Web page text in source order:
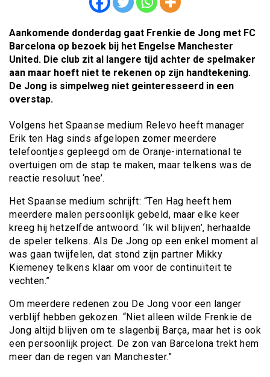
Aankomende donderdag gaat Frenkie de Jong met FC
Barcelona op bezoek bij het Engelse Manchester
United. Die club zit al langere tijd achter de spelmaker
aan maar hoeft niet te rekenen op zijn handtekening.
De Jong is simpelweg niet geinteresseerd in een
overstap.
Volgens het Spaanse medium Relevo heeft manager
Erik ten Hag sinds afgelopen zomer meerdere
telefoontjes gepleegd om de Oranje-international te
overtuigen om de stap te maken, maar telkens was de
reactie resoluut ‘nee’.
Het Spaanse medium schrijft: “Ten Hag heeft hem
meerdere malen persoonlijk gebeld, maar elke keer
kreeg hij hetzelfde antwoord. ‘Ik wil blijven’, herhaalde
de speler telkens. Als De Jong op een enkel moment al
was gaan twijfelen, dat stond zijn partner Mikky
Kiemeney telkens klaar om voor de continuïteit te
vechten.”
Om meerdere redenen zou De Jong voor een langer
verblijf hebben gekozen. “Niet alleen wilde Frenkie de
Jong altijd blijven om te slagenbij Barça, maar het is ook
een persoonlijk project. De zon van Barcelona trekt hem
meer dan de regen van Manchester.”